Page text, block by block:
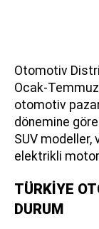
Otomotiv
Ocak-
otomotiv
dönemine
SUV modeller,
elektrikli motor
TÜRKİYE
DURUM